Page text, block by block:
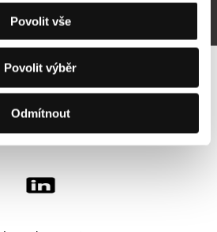
Povolit vše
Povolit výběr
Odmítnout